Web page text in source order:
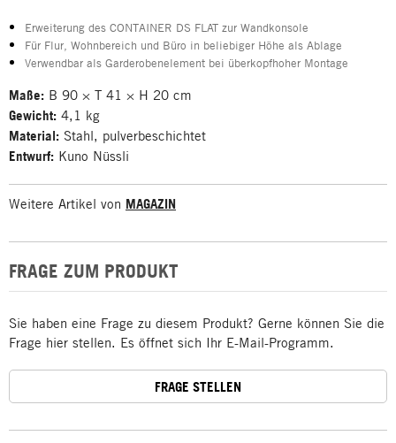
Erweiterung des CONTAINER DS FLAT zur Wandkonsole
Für Flur, Wohnbereich und Büro in beliebiger Höhe als Ablage
Verwendbar als Garderobenelement bei überkopfhoher Montage
Maße: B 90 × T 41 × H 20 cm
Gewicht: 4,1 kg
Material: Stahl, pulverbeschichtet
Entwurf: Kuno Nüssli
Weitere Artikel von MAGAZIN
FRAGE ZUM PRODUKT
Sie haben eine Frage zu diesem Produkt? Gerne können Sie die
Frage hier stellen. Es öffnet sich Ihr E-Mail-Programm.
FRAGE STELLEN